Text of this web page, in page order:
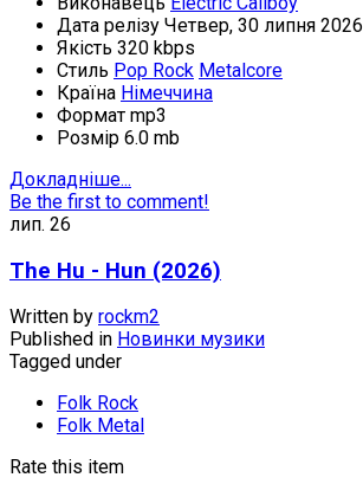
Дата релізу Четвер, 30 липня 2026
Якість 320 kbps
Стиль Pop Rock Metalcore
Країна Німеччина
Формат mp3
Розмір 6.0 mb
Докладніше...
Be the first to comment!
лип. 26
The Hu - Hun (2026)
Written by rockm2
Published in Новинки музики
Tagged under
Folk Rock
Folk Metal
Rate this item